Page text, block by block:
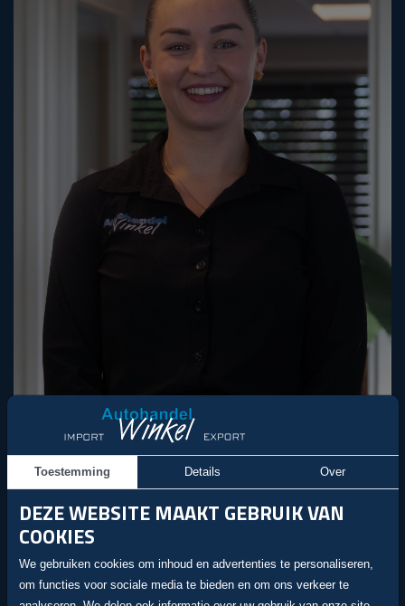
Verkoop / Administratie
winkelautohandel@gmail.com
Toestemming Details Over
DEZE WEBSITE MAAKT GEBRUIK VAN
COOKIES
We gebruiken cookies om inhoud en advertenties te personaliseren,
om functies voor sociale media te bieden en om ons verkeer te